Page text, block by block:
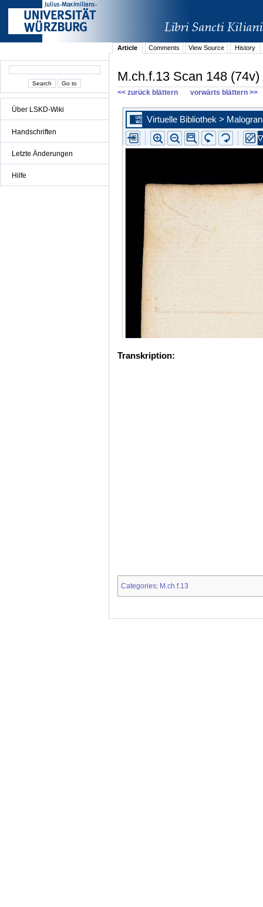
Über LSKD-Wiki
Handschriften
Letzte Änderungen
Hilfe
Article Comments View Source History
M.ch.f.13 Scan 148 (74v)
<< zurück blättern vorwärts blättern >>
Transkription:
Categories: M.ch.f.13